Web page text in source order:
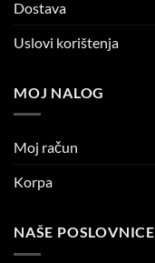
Dostava
Uslovi korištenja
MOJ NALOG
Moj račun
Korpa
NAŠE POSLOVNICE